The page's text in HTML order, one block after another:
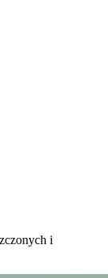
i